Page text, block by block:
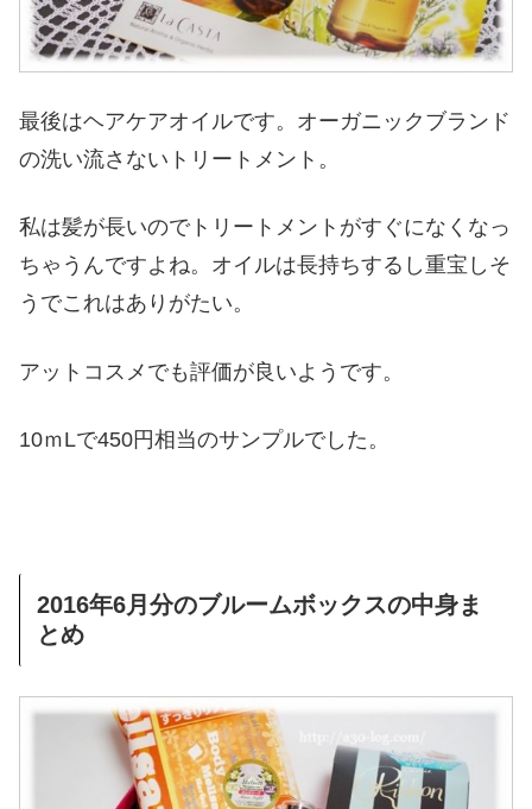
最後はヘアケアオイルです。オーガニックブランド
の洗い流さないトリートメント。
私は髪が長いのでトリートメントがすぐになくなっ
ちゃうんですよね。オイルは長持ちするし重宝しそ
うでこれはありがたい。
アットコスメでも評価が良いようです。
10ｍLで450円相当のサンプルでした。
2016年6月分のブルームボックスの中身ま
とめ